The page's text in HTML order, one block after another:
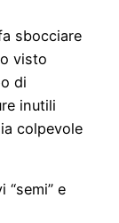
sbocciare
visto
di
inutili
colpevole
“semi” e